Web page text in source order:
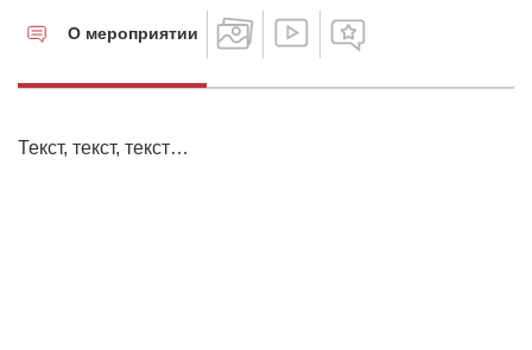
О мероприятии
Текст, текст, текст…